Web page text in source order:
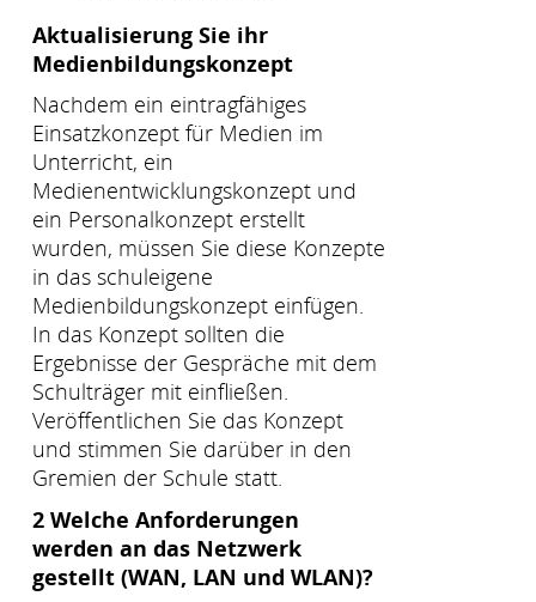
Aktualisierung Sie ihr
Medienbildungskonzept
Nachdem ein eintragfähiges
Einsatzkonzept für Medien im
Unterricht, ein
Medienentwicklungskonzept und
ein Personalkonzept erstellt
wurden, müssen Sie diese Konzepte
in das schuleigene
Medienbildungskonzept einfügen.
In das Konzept sollten die
Ergebnisse der Gespräche mit dem
Schulträger mit einfließen.
Veröffentlichen Sie das Konzept
und stimmen Sie darüber in den
Gremien der Schule statt.
2 Welche Anforderungen
werden an das Netzwerk
gestellt (WAN, LAN und WLAN)?